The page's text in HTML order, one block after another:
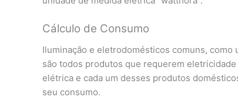
Cálculo de Consumo
Iluminação e eletrodomésticos comuns,
são todos produtos que requerem
elétrica e cada um desses produtos
seu consumo.